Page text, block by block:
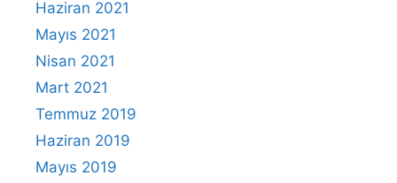
Haziran 2021
Mayıs 2021
Nisan 2021
Mart 2021
Temmuz 2019
Haziran 2019
Mayıs 2019